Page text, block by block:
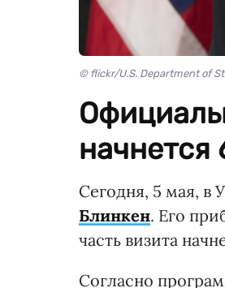
© flickr/U.S. Department of
начнется
Сегодня, 5 мая, в
Блинкен. Его
часть визита
Согласно